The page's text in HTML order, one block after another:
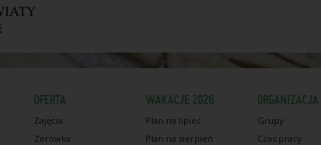
OFERTA
Zajęcia
Zerówka
WAKACJE 2026
Plan na lipiec
Plan na sierpień
ORGANIZACJA
Grupy
Czas pracy